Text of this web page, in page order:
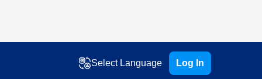
Select Language Log In